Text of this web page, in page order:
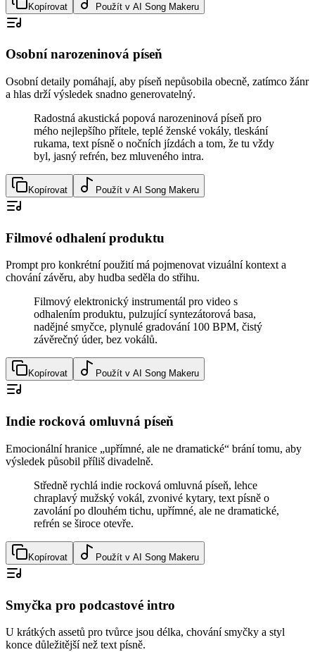
Kopírovat Použít v AI Song Makeru
Osobní narozeninová píseň
Osobní detaily pomáhají, aby píseň nepůsobila obecně, zatímco žánr
a hlas drží výsledek snadno generovatelný.
Radostná akustická popová narozeninová píseň pro
mého nejlepšího přítele, teplé ženské vokály, tleskání
rukama, text písně o nočních jízdách a tom, že tu vždy
byl, jasný refrén, bez mluveného intra.
Kopírovat Použít v AI Song Makeru
Filmové odhalení produktu
Prompt pro konkrétní použití má pojmenovat vizuální kontext a
chování závěru, aby hudba seděla do střihu.
Filmový elektronický instrumentál pro video s
odhalením produktu, pulzující syntezátorová basa,
nadějné smyčce, plynulé gradování 100 BPM, čistý
závěrečný úder, bez vokálů.
Kopírovat Použít v AI Song Makeru
Indie rocková omluvná píseň
Emocionální hranice „upřímné, ale ne dramatické“ brání tomu, aby
výsledek působil příliš divadelně.
Středně rychlá indie rocková omluvná píseň, lehce
chraplavý mužský vokál, zvonivé kytary, text písně o
zavolání po dlouhém tichu, upřímné, ale ne dramatické,
refrén se široce otevře.
Kopírovat Použít v AI Song Makeru
Smyčka pro podcastové intro
U krátkých assetů pro tvůrce jsou délka, chování smyčky a styl
konce důležitější než text písně.